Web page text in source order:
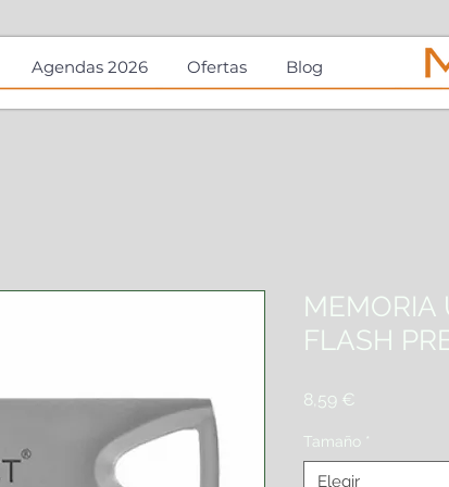
Agendas 2026 Ofertas Blog
MEMORIA
FLASH
8,59 €
Tamaño *
Elegir